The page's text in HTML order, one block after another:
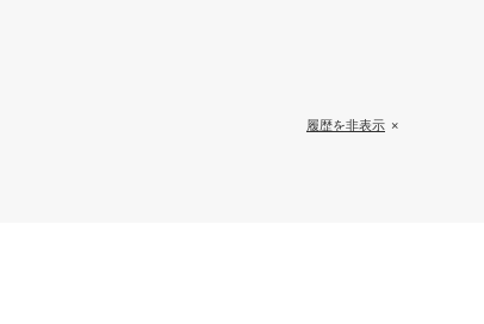
履歴を非表示